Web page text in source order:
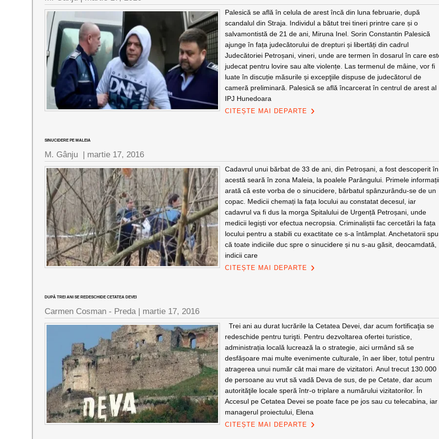
Palesică se află în celula de arest încă din luna februarie, după
scandalul din Straja. Individul a bătut trei tineri printre care și o
salvamontistă de 21 de ani, Miruna Inel. Sorin Constantin Palesică
ajunge în fața judecătorului de drepturi și libertăți din cadrul
Judecătoriei Petroșani, vineri, unde are termen în dosarul în care
judecat pentru lovire sau alte violențe. Las termenul de mâine, vor fi
luate în discuție măsurile și excepţiile dispuse de judecătorul de
cameră preliminară. Palesică se află încarcerat în centrul de arest al
IPJ Hunedoara
CITEȘTE MAI DEPARTE
SINUCIDERE PE MALEIA
M. Gânju | martie 17, 2016
Cadavrul unui bărbat de 33 de ani, din Petroșani, a fost descoperit în
acestă seară în zona Maleia, la poalele Parângului. Primele
arată că este vorba de o sinucidere, bărbatul spânzurându-se de un
copac. Medicii chemați la fața locului au constatat decesul, iar
cadavrul va fi dus la morga Spitalului de Urgență Petroșani, unde
medicii legiști vor efectua necropsia. Criminaliștii fac cercetări la fața
locului pentru a stabili cu exactitate ce s-a întâmplat. Anchetatorii
că toate indiciile duc spre o sinucidere și nu s-au găsit, deocamdată,
indicii care
CITEȘTE MAI DEPARTE
DUPĂ TREI ANI SE REDESCHIDE CETATEA DEVEI
Carmen Cosman - Preda | martie 17, 2016
Trei ani au durat lucrările la Cetatea Devei, dar acum fortificaţia se
redeschide pentru turişti. Pentru dezvoltarea ofertei turistice,
administrația locală lucrează la o strategie, aici urmând să se
desfășoare mai multe evenimente culturale, în aer liber, totul pentru
atragerea unui număr cât mai mare de vizitatori. Anul trecut 130.000
de persoane au vrut să vadă Deva de sus, de pe Cetate, dar acum
autorităţile locale speră într-o triplare a numărului vizitatorilor. În
Accesul pe Cetatea Devei se poate face pe jos sau cu telecabina, iar
managerul proiectului, Elena
CITEȘTE MAI DEPARTE